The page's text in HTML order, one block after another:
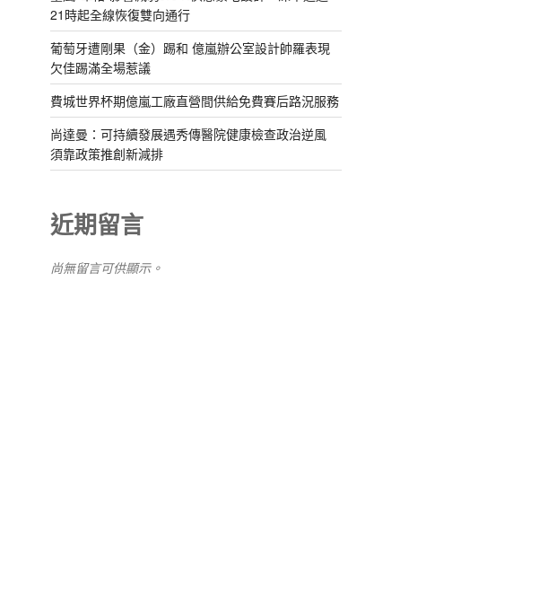
21時起全線恢復雙向通行
葡萄牙遭剛果（金）踢和 億嵐辦公室設計帥羅表現
欠佳踢滿全場惹議
費城世界杯期億嵐工廠直營間供給免費賽后路況服務
尚達曼：可持續發展遇秀傳醫院健康檢查政治逆風
須靠政策推創新減排
近期留言
尚無留言可供顯示。